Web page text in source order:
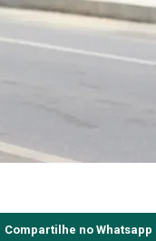
Compartilhe no Whatsapp